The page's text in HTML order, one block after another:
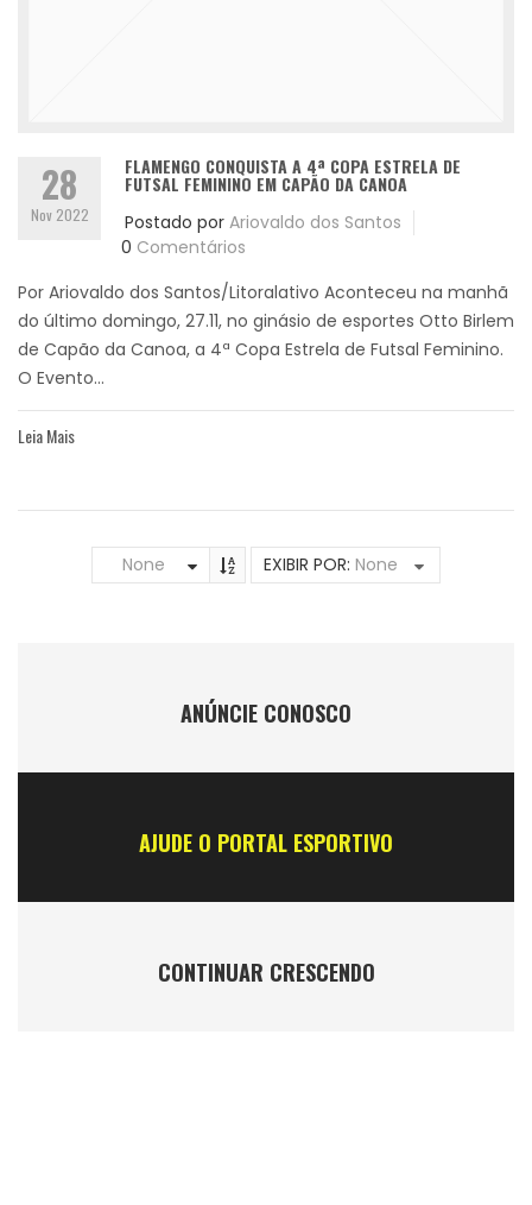
28
Nov 2022
FLAMENGO CONQUISTA A 4ª COPA ESTRELA DE
FUTSAL FEMININO EM CAPÃO DA CANOA
Postado por Ariovaldo dos Santos
0 Comentários
Por Ariovaldo dos Santos/Litoralativo Aconteceu na manhã
do último domingo, 27.11, no ginásio de esportes Otto Birlem
de Capão da Canoa, a 4ª Copa Estrela de Futsal Feminino.
O Evento...
Leia Mais
None EXIBIR POR: None
ANÚNCIE CONOSCO
AJUDE O PORTAL ESPORTIVO
CONTINUAR CRESCENDO